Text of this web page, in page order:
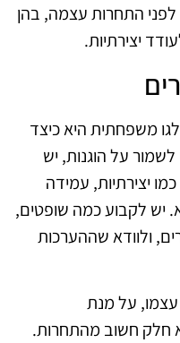
התחרות עצמה, בהן
יצירתיות.
משפחתית היא כיצד
על הוגנות, יש
יצירתיות, עמידה
יש לקבוע כמה שופטים,
ולוודא שההערכות
על מנת
חלק חשוב מהתחרות.